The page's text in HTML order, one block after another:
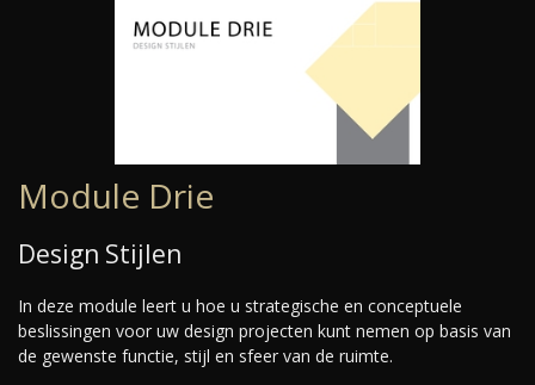
Module Drie
Design Stijlen
In deze module leert u hoe u strategische en conceptuele
beslissingen voor uw design projecten kunt nemen op basis van
de gewenste functie, stijl en sfeer van de ruimte.